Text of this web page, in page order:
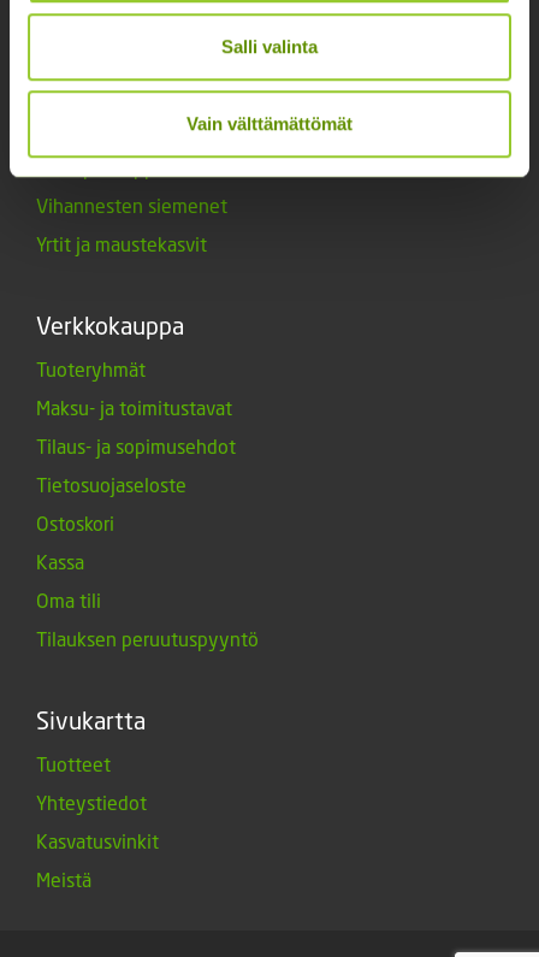
Salli valinta
Vain välttämättömät
Muut siemenet
Siemenperunat
Vihannesten siemenet
Yrtit ja maustekasvit
Verkkokauppa
Tuoteryhmät
Maksu- ja toimitustavat
Tilaus- ja sopimusehdot
Tietosuojaseloste
Ostoskori
Kassa
Oma tili
Tilauksen peruutuspyyntö
Sivukartta
Tuotteet
Yhteystiedot
Kasvatusvinkit
Meistä